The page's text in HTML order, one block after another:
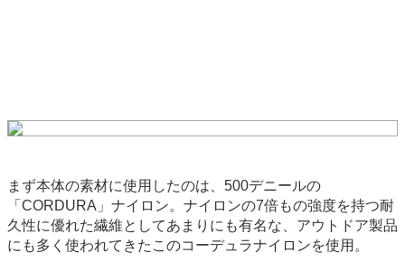
まず本体の素材に使用したのは、500デニールの
「CORDURA」ナイロン。ナイロンの7倍もの強度を持つ耐
久性に優れた繊維としてあまりにも有名な、アウトドア製品
にも多く使われてきたこのコーデュラナイロンを使用。